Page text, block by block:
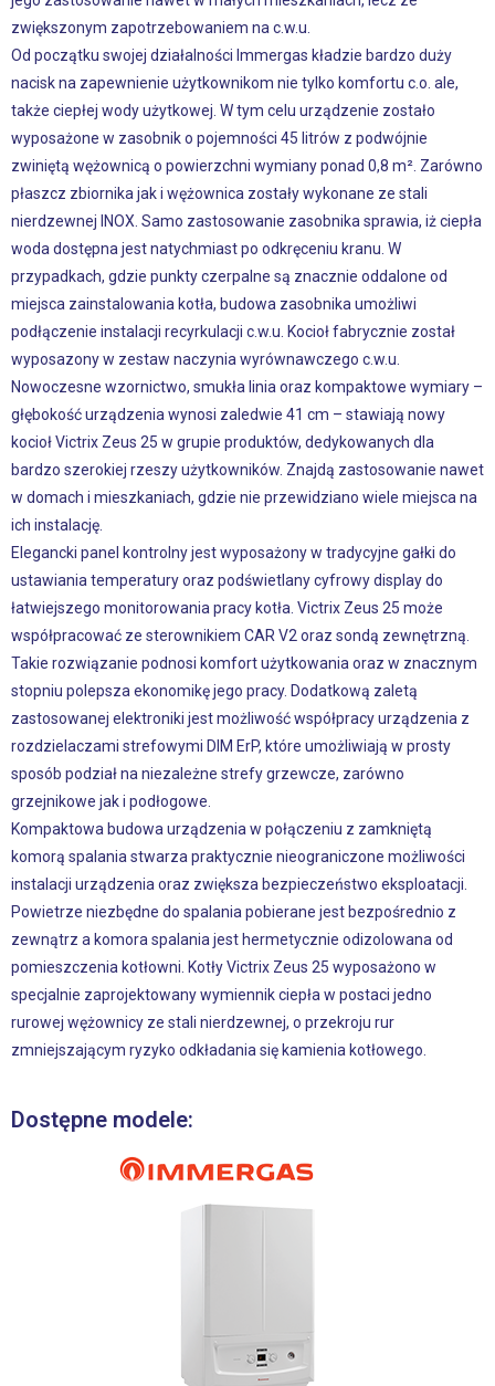
zwiększonym zapotrzebowaniem na c.w.u.
Od początku swojej działalności Immergas kładzie bardzo duży
nacisk na zapewnienie użytkownikom nie tylko komfortu c.o. ale,
także ciepłej wody użytkowej. W tym celu urządzenie zostało
wyposażone w zasobnik o pojemności 45 litrów z podwójnie
zwiniętą wężownicą o powierzchni wymiany ponad 0,8 m². Zarówno
płaszcz zbiornika jak i wężownica zostały wykonane ze stali
nierdzewnej INOX. Samo zastosowanie zasobnika sprawia, iż ciepła
woda dostępna jest natychmiast po odkręceniu kranu. W
przypadkach, gdzie punkty czerpalne są znacznie oddalone od
miejsca zainstalowania kotła, budowa zasobnika umożliwi
podłączenie instalacji recyrkulacji c.w.u. Kocioł fabrycznie został
wyposazony w zestaw naczynia wyrównawczego c.w.u.
Nowoczesne wzornictwo, smukła linia oraz kompaktowe wymiary –
głębokość urządzenia wynosi zaledwie 41 cm – stawiają nowy
kocioł Victrix Zeus 25 w grupie produktów, dedykowanych dla
bardzo szerokiej rzeszy użytkowników. Znajdą zastosowanie nawet
w domach i mieszkaniach, gdzie nie przewidziano wiele miejsca na
ich instalację.
Elegancki panel kontrolny jest wyposażony w tradycyjne gałki do
ustawiania temperatury oraz podświetlany cyfrowy display do
łatwiejszego monitorowania pracy kotła. Victrix Zeus 25 może
współpracować ze sterownikiem CAR V2 oraz sondą zewnętrzną.
Takie rozwiązanie podnosi komfort użytkowania oraz w znacznym
stopniu polepsza ekonomikę jego pracy. Dodatkową zaletą
zastosowanej elektroniki jest możliwość współpracy urządzenia z
rozdzielaczami strefowymi DIM ErP, które umożliwiają w prosty
sposób podział na niezależne strefy grzewcze, zarówno
grzejnikowe jak i podłogowe.
Kompaktowa budowa urządzenia w połączeniu z zamkniętą
komorą spalania stwarza praktycznie nieograniczone możliwości
instalacji urządzenia oraz zwiększa bezpieczeństwo eksploatacji.
Powietrze niezbędne do spalania pobierane jest bezpośrednio z
zewnątrz a komora spalania jest hermetycznie odizolowana od
pomieszczenia kotłowni. Kotły Victrix Zeus 25 wyposażono w
specjalnie zaprojektowany wymiennik ciepła w postaci jedno
rurowej wężownicy ze stali nierdzewnej, o przekroju rur
zmniejszającym ryzyko odkładania się kamienia kotłowego.
Dostępne modele: